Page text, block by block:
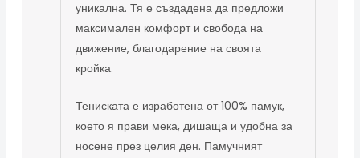
уникална. Тя е създадена да предложи
максимален комфорт и свобода на
движение, благодарение на своята
кройка.
Тениската е изработена от 100% памук,
което я прави мека, дишаща и удобна за
носене през целия ден. Памучният